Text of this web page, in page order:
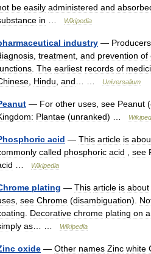
be easily administered and
in Wikipedia
industry — Producers
treatment and prevention of
The earliest records of
Hindu and Universalium
— For other uses see Peanut (
Plantae (unranked) …
acid — This article is
called phosphoric acid see
Wikipedia
plating — This article is about
see Chrome (disambiguation).
Decorative chrome plating on a
as Wikipedia
oxide — Other names Zinc white